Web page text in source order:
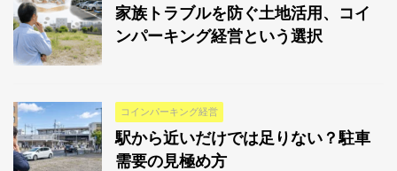
家族トラブルを防ぐ土地活用、コイ
ンパーキング経営という選択
コインパーキング経営
駅から近いだけでは足りない？駐車
需要の見極め方